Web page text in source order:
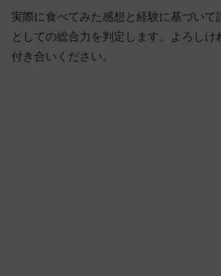
実際に食べてみた感想と経験に基づいて
としての総合力を判定します。よろしけ
付き合いください。